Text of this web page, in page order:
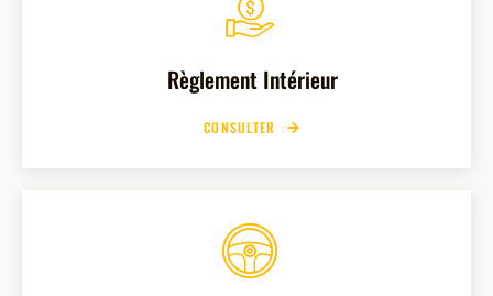
Règlement Intérieur
CONSULTER